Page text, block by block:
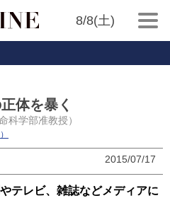
8/8(土)
体を暴く
科学部准教授）
2015/07/17
テレビ、雑誌などメディアに